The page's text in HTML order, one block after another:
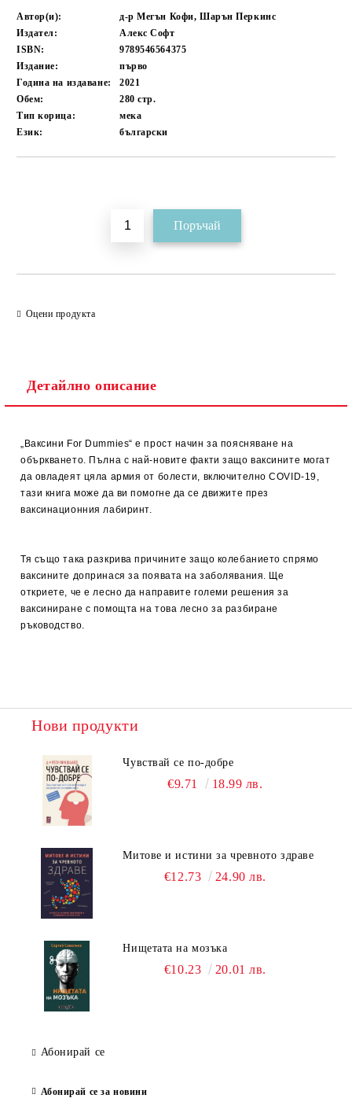
Автор(и):
д-р Мегън Кофи, Шарън Перкинс
Издател:
Алекс Софт
ISBN:
9789546564375
Издание:
първо
Година на издаване:
2021
Обем:
280стр.
Тип корица:
мека
Език:
български
Оцени продукта
Детайлно описание
„Ваксини For Dummies“ е прост начин за поясняване на
объркването. Пълна с най-новите факти защо ваксините могат
да овладеят цяла армия от болести, включително COVID-19,
тази книга може да ви помогне да се движите през
ваксинационния лабиринт.
Тя също така разкрива причините защо колебанието спрямо
ваксините допринася за появата на заболявания. Ще
откриете, че е лесно да направите големи решения за
ваксиниране с помощта на това лесно за разбиране
ръководство.
Нови продукти
Чувствай се по-добре
€9.71 18.99 лв.
Митове и истини за чревното здраве
€12.73 24.90 лв.
Нищетата на мозъка
€10.23 20.01 лв.
Абонирай се
Абонирай се за новини